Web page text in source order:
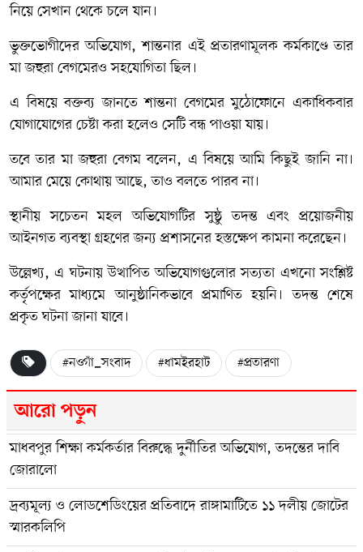
নিয়ে সেখান থেকে চলে যান।
ভুক্তভোগীদের অভিযোগ, শান্তনার এই প্রতারণামূলক কর্মকাণ্ডে তার
মা জহুরা বেগমেরও সহযোগিতা ছিল।
এ বিষয়ে বক্তব্য জানতে শান্তনা বেগমের মুঠোফোনে একাধিকবার
যোগাযোগের চেষ্টা করা হলেও সেটি বন্ধ পাওয়া যায়।
তবে তার মা জহুরা বেগম বলেন, এ বিষয়ে আমি কিছুই জানি না।
আমার মেয়ে কোথায় আছে, তাও বলতে পারব না।
স্থানীয় সচেতন মহল অভিযোগটির সুষ্ঠু তদন্ত এবং প্রয়োজনীয়
আইনগত ব্যবস্থা গ্রহণের জন্য প্রশাসনের হস্তক্ষেপ কামনা করেছেন।
উল্লেখ্য, এ ঘটনায় উত্থাপিত অভিযোগগুলোর সত্যতা এখনো সংশ্লিষ্ট
কর্তৃপক্ষের মাধ্যমে আনুষ্ঠানিকভাবে প্রমাণিত হয়নি। তদন্ত শেষে
প্রকৃত ঘটনা জানা যাবে।
#নওগাঁ_সংবাদ #ধামইরহাট #প্রতারণা
আরো পড়ুন
মাধবপুর শিক্ষা কর্মকর্তার বিরুদ্ধে দুর্নীতির অভিযোগ, তদন্তের দাবি
জোরালো
দ্রব্যমূল্য ও লোডশেডিংয়ের প্রতিবাদে রাঙ্গামাটিতে ১১ দলীয় জোটের
স্মারকলিপি